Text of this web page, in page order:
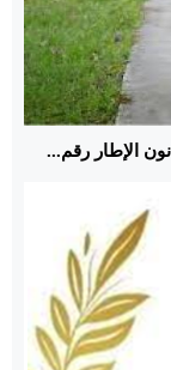
الإطار رقم...